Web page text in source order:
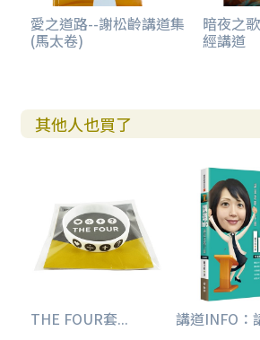
筆者也希望透過本書，從講道的
sformation，讓資深的講道者重新反
上頭來的能力，得以奉祂的名傳悔改、
5-48），並透過這恩惠的道建立神的
《禮記．學記篇》提到：「教學
學生涯，讓我接觸不同神學院的學子
操練宣講聖經的各種文體，一起在講
特別邀請其中幾位已在牧會現場的學
「那一年，我們一起學講道的日子」
願榮耀、尊貴、權能都歸給三一
阿們！
愛之道路--謝松齡講道集
(馬太卷)
暗夜之
經講道
其他人也買了
THE FOUR套... 講道INFO：